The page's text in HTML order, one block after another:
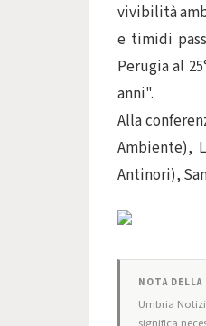
vivibilità
e timidi
Perugia al
anni".
Alla
Ambiente),
Antinori),
NOTA DELLA
Umbria